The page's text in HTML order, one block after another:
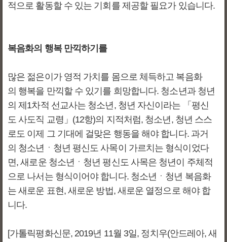
적으로 활동할 수 있는 기회를 제공할 필요가 있습니다.
복음화의 행복 만끽하기를
많은 젊은이가 영적 가치를 몸으로 체득하고 복음화
의 행복을 만끽할 수 있기를 희망합니다. 청소년과 청년
의 제1차적 선교사는 청소년, 청년 자신이라는 「평신
도 사도직 교령」(12항)의 지적처럼, 청소년, 청년 스스
로도 이제 그 기대에 걸맞은 행동을 해야 합니다. 과거
의 청소년ㆍ청년 평신도 사목이 가르치는 형식이었다
면, 새로운 청소년ㆍ청년 평신도 사목은 청년이 주체적
으로 나서는 형식이어야 합니다. 청소년ㆍ청년 복음화
는 새로운 표현, 새로운 방법, 새로운 열정으로 해야 합
니다.
[가톨릭평화신문, 2019년 11월 3일, 정치우(안드레아, 새